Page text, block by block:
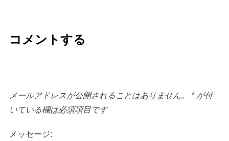
コメントする
メールアドレスが公開されることはありません。 *が付
いている欄は必須項目です
メッセージ: